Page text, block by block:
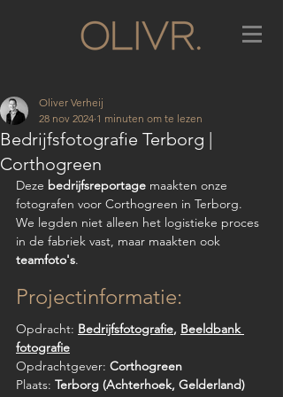
Bedrijfsfotografie Terborg |
Corthogreen
Oliver Verheij
28 nov 2024 1 minuten om te lezen
Deze bedrijfsreportage maakten onze
fotografen voor Corthogreen in Terborg.
We legden niet alleen het logistieke proces
in de fabriek vast, maar maakten ook
teamfoto's.
Projectinformatie:
Opdracht: Bedrijfsfotografie, Beeldbank
fotografie
Opdrachtgever: Corthogreen
Plaats: Terborg (Achterhoek, Gelderland)